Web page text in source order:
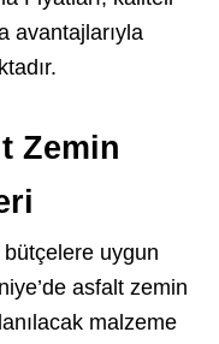
avantajlarıyla
Zemin
bütçelere uygun
asfalt zemin
malzeme